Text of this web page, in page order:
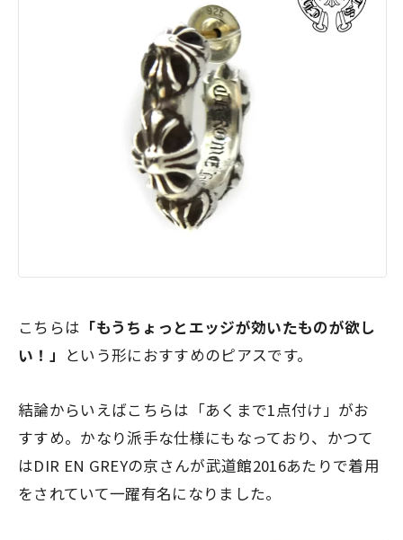
こちらは 「もうちょっとエッジが効いたものが欲し
い！」 という形におすすめのピアスです。
結論からいえばこちらは 「あくまで1点付け」 がお
すすめ。かなり派手な仕様にもなっており、かつて
はDIR EN GREYの京さんが武道館2016あたりで着用
をされていて一躍有名になりました。